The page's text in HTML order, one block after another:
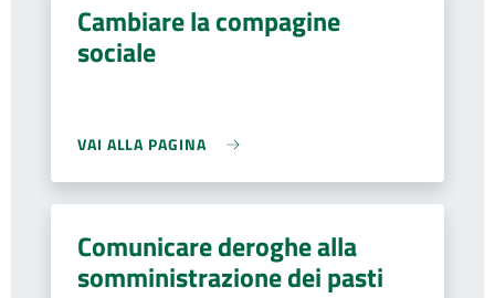
Cambiare la compagine
sociale
VAI ALLA PAGINA
Comunicare deroghe alla
somministrazione dei pasti